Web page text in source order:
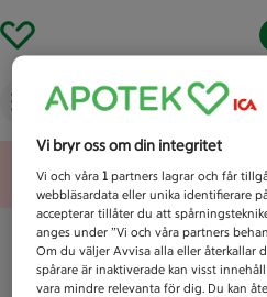
Vad letar du efter
Unknown
Vi bryr oss om din integritet
Vi och våra1 partners lagrar och får
webbläsardata eller unika identifierare
accepterar tillåter du att
anges under ”Vi och våra partners
Om du väljer Avvisa alla eller återkallar
spårare är inaktiverade kan visst
vara mindre relevanta för dig. Du kan